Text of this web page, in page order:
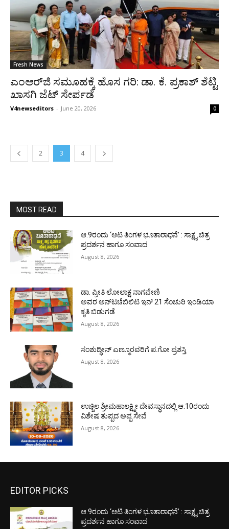
Fresh News
ಎಂಆರ್‌ಜಿ ಸಮೂಹಕ್ಕೆ ಹೊಸ ಗರಿ: ಡಾ. ಕೆ. ಪ್ರಕಾಶ್ ಶೆಟ್ಟಿ
ಖಾಸಗಿ ಜೆಟ್ ಸೇರ್ಪಡೆ
V4newseditors - June 20, 2026 0
2 3 4
MOST READ
ಆ.9ರಂದು ‘ಆಟಿ ತಿಂಗಳ ಭೂತಾರಾಧನೆ’ : ಸಾಕ್ಷ್ಯ ಚಿತ್ರ
ಪ್ರದರ್ಶನ ಹಾಗೂ ಸಂವಾದ
August 8, 2026
ಡಾ. ಪ್ರೀತಿ ಲೋಲಾಕ್ಷ ನಾಗವೇಣಿ
ಅವರ ಅನ್‌ಟಚೆಬಿಲಿಟಿ ಇನ್ 21 ಸೆಂಚುರಿ ಇಂಡಿಯಾ
ಕೃತಿ ಬಿಡುಗಡೆ
August 8, 2026
ಸಂಶುದ್ಧೀನ್ ಎಣ್ಮೂರವರಿಗೆ ಪ.ಗೋ ಪ್ರಶಸ್ತಿ
August 8, 2026
ಉಚ್ಚಿಲ ಶ್ರೀಮಹಾಲಕ್ಷ್ಮೀ ದೇವಸ್ಥಾನದಲ್ಲಿ ಆ.10ರಂದು
ವಿಶೇಷ ತುಪ್ಪದ ಅಪ್ಪ ಸೇವೆ
August 8, 2026
EDITOR PICKS
ಆ.9ರಂದು ‘ಆಟಿ ತಿಂಗಳ ಭೂತಾರಾಧನೆ’ : ಸಾಕ್ಷ್ಯ ಚಿತ್ರ
ಪ್ರದರ್ಶನ ಹಾಗೂ ಸಂವಾದ